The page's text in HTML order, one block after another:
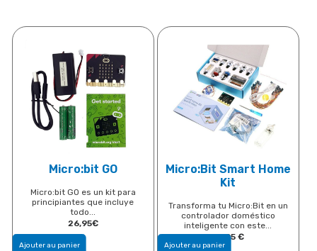
Micro:bit GO
Micro:bit GO es un kit para
principiantes que incluye
todo...
26,95€
Ajouter au panier
Micro:Bit Smart Home
Kit
Transforma tu Micro:Bit en un
controlador doméstico
inteligente con este...
53,95 €
Ajouter au panier